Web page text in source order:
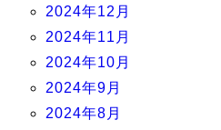
2024年12月
2024年11月
2024年10月
2024年9月
2024年8月